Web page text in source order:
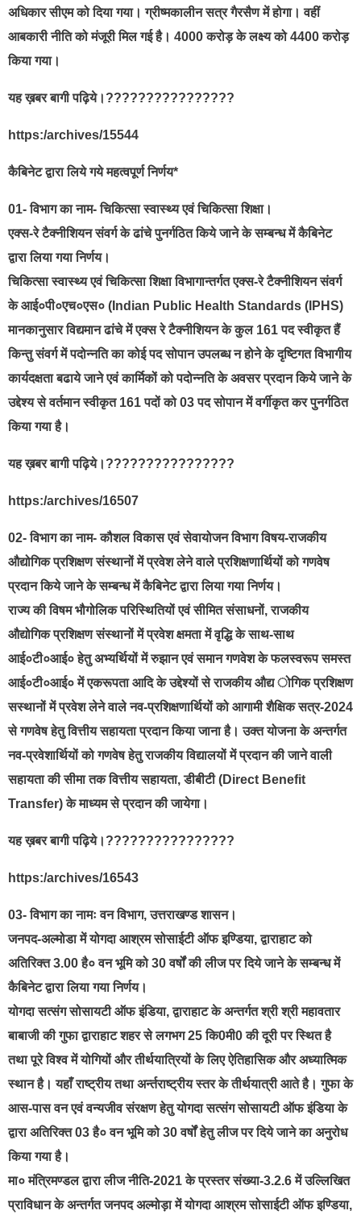
अधिकार सीएम को दिया गया। ग्रीष्मकालीन सत्र गैरसैण में होगा। वहीं
आबकारी नीति को मंजूरी मिल गई है। 4000 करोड़ के लक्ष्य को 4400 करोड़
किया गया।
यह ख़बर बागी पढ़िये।????????????????
https:/archives/15544
कैबिनेट द्वारा लिये गये महत्वपूर्ण निर्णय*
01- विभाग का नाम- चिकित्सा स्वास्थ्य एवं चिकित्सा शिक्षा।
एक्स-रे टैक्नीशियन संवर्ग के ढांचे पुनर्गठित किये जाने के सम्बन्ध में कैबिनेट
द्वारा लिया गया निर्णय।
चिकित्सा स्वास्थ्य एवं चिकित्सा शिक्षा विभागान्तर्गत एक्स-रे टैक्नीशियन संवर्ग
के आई०पी०एच०एस० (Indian Public Health Standards (IPHS)
मानकानुसार विद्यमान ढांचे में एक्स रे टैक्नीशियन के कुल 161 पद स्वीकृत हैं
किन्तु संवर्ग में पदोन्नति का कोई पद सोपान उपलब्ध न होने के दृष्टिगत विभागीय
कार्यदक्षता बढाये जाने एवं कार्मिकों को पदोन्नति के अवसर प्रदान किये जाने के
उद्देश्य से वर्तमान स्वीकृत 161 पदों को 03 पद सोपान में वर्गीकृत कर पुनर्गठित
किया गया है।
यह ख़बर बागी पढ़िये।????????????????
https:/archives/16507
02- विभाग का नाम- कौशल विकास एवं सेवायोजन विभाग विषय-राजकीय
औद्योगिक प्रशिक्षण संस्थानों में प्रवेश लेने वाले प्रशिक्षणार्थियों को गणवेष
प्रदान किये जाने के सम्बन्ध में कैबिनेट द्वारा लिया गया निर्णय।
राज्य की विषम भौगोलिक परिस्थितियों एवं सीमित संसाधनों, राजकीय
औद्योगिक प्रशिक्षण संस्थानों में प्रवेश क्षमता में वृद्धि के साथ-साथ
आई०टी०आई० हेतु अभ्यर्थियों में रुझान एवं समान गणवेश के फलस्वरूप समस्त
आई०टी०आई० में एकरूपता आदि के उद्देश्यों से राजकीय औद्य ोगिक प्रशिक्षण
सस्थानों में प्रवेश लेने वाले नव-प्रशिक्षणार्थियों को आगामी शैक्षिक सत्र-2024
से गणवेष हेतु वित्तीय सहायता प्रदान किया जाना है। उक्त योजना के अन्तर्गत
नव-प्रवेशार्थियों को गणवेष हेतु राजकीय विद्यालयों में प्रदान की जाने वाली
सहायता की सीमा तक वित्तीय सहायता, डीबीटी (Direct Benefit
Transfer) के माध्यम से प्रदान की जायेगा।
यह ख़बर बागी पढ़िये।????????????????
https:/archives/16543
03- विभाग का नामः वन विभाग, उत्तराखण्ड शासन।
जनपद-अल्मोडा में योगदा आश्रम सोसाईटी ऑफ इण्डिया, द्वाराहाट को
अतिरिक्त 3.00 है० वन भूमि को 30 वर्षों की लीज पर दिये जाने के सम्बन्ध में
कैबिनेट द्वारा लिया गया निर्णय।
योगदा सत्संग सोसायटी ऑफ इंडिया, द्वाराहाट के अन्तर्गत श्री श्री महावतार
बाबाजी की गुफा द्वाराहाट शहर से लगभग 25 कि0मी0 की दूरी पर स्थित है
तथा पूरे विश्व में योगियों और तीर्थयात्रियों के लिए ऐतिहासिक और अध्यात्मिक
स्थान है। यहाँ राष्ट्रीय तथा अर्न्तराष्ट्रीय स्तर के तीर्थयात्री आते है। गुफा के
आस-पास वन एवं वन्यजीव संरक्षण हेतु योगदा सत्संग सोसायटी ऑफ इंडिया के
द्वारा अतिरिक्त 03 है० वन भूमि को 30 वर्षों हेतु लीज पर दिये जाने का अनुरोध
किया गया है।
मा० मंत्रिमण्डल द्वारा लीज नीति-2021 के प्रस्तर संख्या-3.2.6 में उल्लिखित
प्राविधान के अन्तर्गत जनपद अल्मोड़ा में योगदा आश्रम सोसाईटी ऑफ इण्डिया,